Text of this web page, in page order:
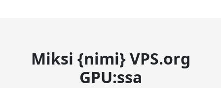
Miksi {nimi} VPS.org
GPU:ssa